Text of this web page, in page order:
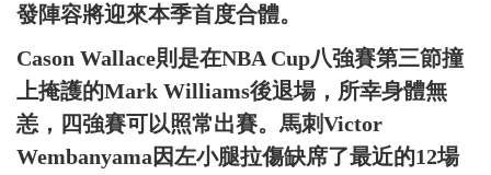
發陣容將迎來本季首度合體。
Cason Wallace則是在NBA Cup八強賽第三節撞
上掩護的Mark Williams後退場，所幸身體無
恙，四強賽可以照常出賽。馬刺Victor
Wembanyama因左小腿拉傷缺席了最近的12場